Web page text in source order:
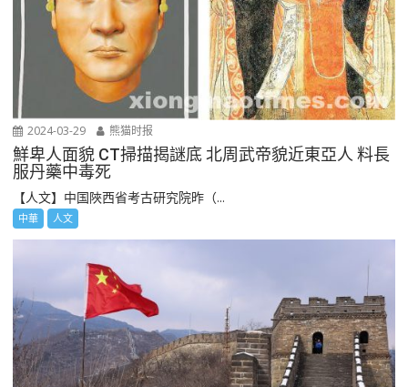
2024-03-29 熊猫时报
鮮卑人面貌 CT掃描揭謎底 北周武帝貌近東亞人 料長
服丹藥中毒死
【人文】中国陜西省考古研究院昨（...
中華 人文